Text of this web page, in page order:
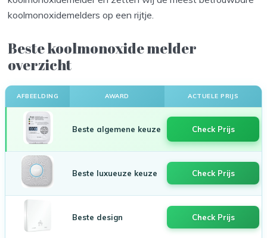
koolmonoxidemelders op een rijtje.
Beste koolmonoxide melder
overzicht
AFBEELDING AWARD ACTUELE PRIJS
Beste algemene keuze Check Prijs
Beste luxueuze keuze Check Prijs
Beste design Check Prijs